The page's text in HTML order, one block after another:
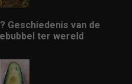
Geschiedenis van de
ter wereld